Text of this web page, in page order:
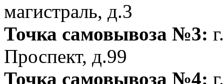
магистраль, д.3
Точка самовывоза №3:
Проспект, д.99
Точка самовывоза №4: